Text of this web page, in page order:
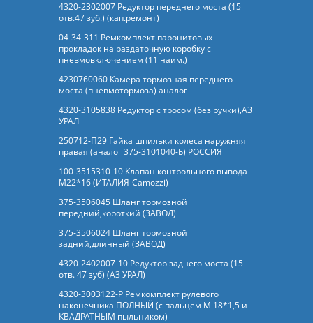
4320-2302007 Редуктор переднего моста (15
отв.47 зуб.) (кап.ремонт)
04-34-311 Ремкомплект паронитовых
прокладок на раздаточную коробку с
пневмовключением (11 наим.)
4230760060 Камера тормозная переднего
моста (пневмотормоза) аналог
4320-3105838 Редуктор с тросом (без ручки),АЗ
УРАЛ
250712-П29 Гайка шпильки колеса наружняя
правая (аналог 375-3101040-Б) РОССИЯ
100-3515310-10 Клапан контрольного вывода
М22*16 (ИТАЛИЯ-Camozzi)
375-3506045 Шланг тормозной
передний,короткий (ЗАВОД)
375-3506024 Шланг тормозной
задний,длинный (ЗАВОД)
4320-2402007-10 Редуктор заднего моста (15
отв. 47 зуб) (АЗ УРАЛ)
4320-3003122-Р Ремкомплект рулевого
наконечника ПОЛНЫЙ (с пальцем М 18*1,5 и
КВАДРАТНЫМ пыльником)